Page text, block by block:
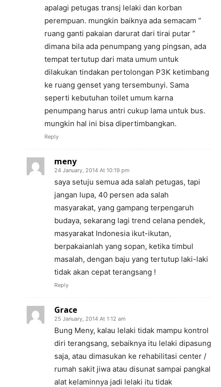
apalagi petugas transj lelaki dan korban
perempuan. mungkin baiknya ada semacam ”
ruang ganti pakaian darurat dari tirai putar ”
dimana bila ada penumpang yang pingsan, ada
tempat tertutup dari mata umum untuk
dilakukan tindakan pertolongan P3K ketimbang
ke ruang genset yang tersembunyi. Sama
seperti kebutuhan toilet umum karna
penumpang harus antri cukup lama untuk bus.
mungkin hal ini bisa dipertimbangkan.
Reply
meny
24 January, 2014 At 10:19 pm
saya setuju semua ada salah petugas, tapi
jangan lupa, 40 persen ada salah
masyarakat, yang gampang terpengaruh
budaya, sekarang lagi trend celana pendek,
masyarakat Indonesia ikut-ikutan,
berpakaianlah yang sopan, ketika timbul
masalah, dengan baju yang tertutup laki-laki
tidak akan cepat terangsang !
Reply
Grace
25 January, 2014 At 1:12 am
Bung Meny, kalau lelaki tidak mampu kontrol
diri terangsang, sebaiknya itu lelaki dipasung
saja, atau dimasukan ke rehabilitasi center /
rumah sakit jiwa atau disunat sampai pangkal
alat kelaminnya jadi lelaki itu tidak